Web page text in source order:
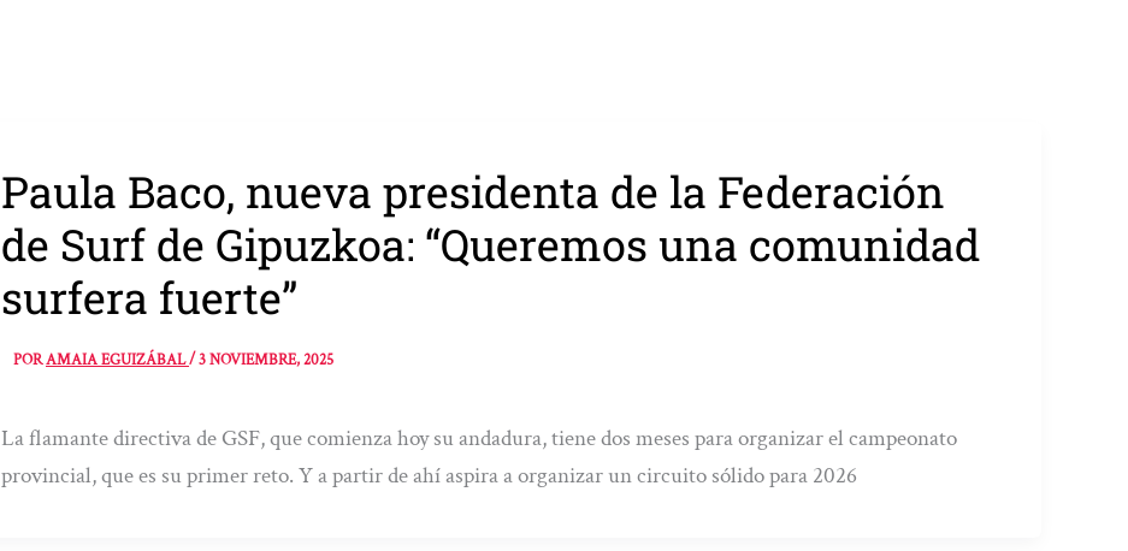
Paula Baco, nueva presidenta de la Federación
de Surf de Gipuzkoa: “Queremos una comunidad
surfera fuerte”
PORAMAIA EGUIZÁBAL/3 NOVIEMBRE, 2025
La flamante directiva de GSF, que comienza hoy su andadura, tiene dos meses para organizar el campeonato
provincial, que es su primer reto. Y a partir de ahí aspira a organizar un circuito sólido para 2026